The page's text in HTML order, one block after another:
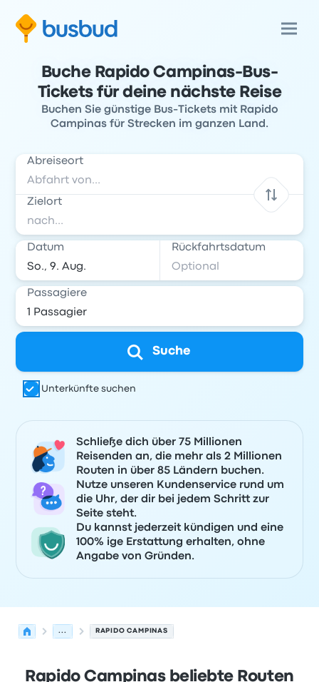
Buche Rapido Campinas-Bus-
Tickets für deine nächste Reise
Buchen Sie günstige Bus-Tickets mit Rapido
Campinas für Strecken im ganzen Land.
Abreiseort
Zielort
Datum Rückfahrtsdatum
Passagiere
Suche
Unterkünfte suchen
Schließe dich über 75 Millionen
Reisenden an, die mehr als 2 Millionen
Routen in über 85 Ländern buchen.
Nutze unseren Kundenservice rund um
die Uhr, der dir bei jedem Schritt zur
Seite steht.
Du kannst jederzeit kündigen und eine
100% ige Erstattung erhalten, ohne
Angabe von Gründen.
... RAPIDO CAMPINAS
Rapido Campinas beliebte Routen